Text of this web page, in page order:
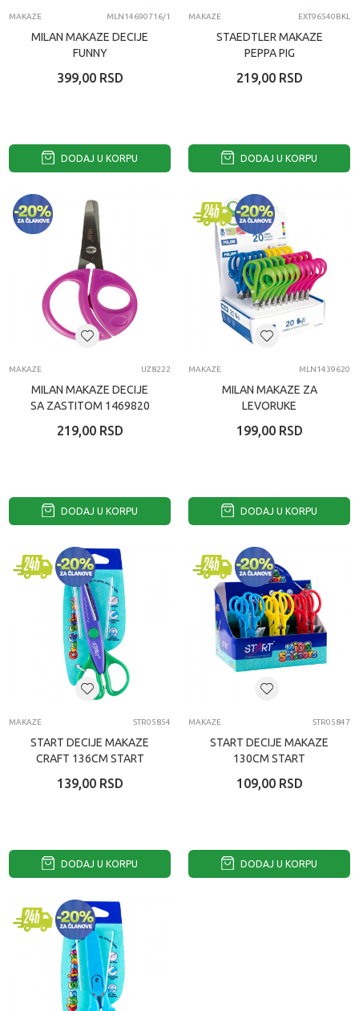
MAKAZE MLN14690716/1
MILAN MAKAZE DECIJE
FUNNY
399,00 RSD
DODAJ U KORPU
MAKAZE EXT96540BKL
STAEDTLER MAKAZE
PEPPA PIG
219,00 RSD
DODAJ U KORPU
MAKAZE UZ8222
MILAN MAKAZE DECIJE
SA ZASTITOM 1469820
219,00 RSD
DODAJ U KORPU
MAKAZE MLN1439620
MILAN MAKAZE ZA
LEVORUKE
199,00 RSD
DODAJ U KORPU
MAKAZE STR05854
START DECIJE MAKAZE
CRAFT 136CM START
139,00 RSD
DODAJ U KORPU
MAKAZE STR05847
START DECIJE MAKAZE
130CM START
109,00 RSD
DODAJ U KORPU